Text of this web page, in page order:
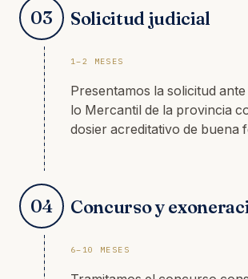
03 Solicitud judicial
1–2 MESES
Presentamos la solicitud
lo Mercantil de la provincia
dosier acreditativo de buena
04 Concurso y
6–10 MESES